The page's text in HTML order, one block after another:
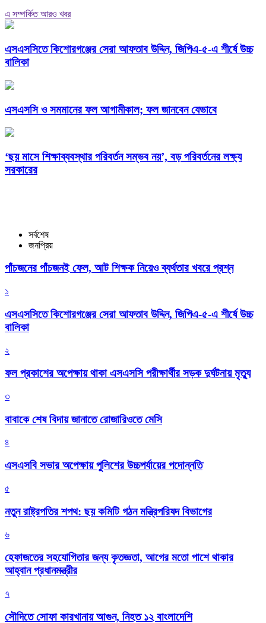
এ সম্পর্কিত আরও খবর
এসএসসিতে কিশোরগঞ্জের সেরা আফতাব উদ্দিন, জিপিএ-৫-এ শীর্ষে উচ্চ
বালিকা
এসএসসি ও সমমানের ফল আগামীকাল; ফল জানবেন যেভাবে
‘ছয় মাসে শিক্ষাব্যবস্থার পরিবর্তন সম্ভব নয়’, বড় পরিবর্তনের লক্ষ্য
সরকারের
সর্বশেষ
জনপ্রিয়
পাঁচজনের পাঁচজনই ফেল, আট শিক্ষক নিয়েও ব্যর্থতার খবরে প্রশ্ন
১
এসএসসিতে কিশোরগঞ্জের সেরা আফতাব উদ্দিন, জিপিএ-৫-এ শীর্ষে উচ্চ
বালিকা
২
ফল প্রকাশের অপেক্ষায় থাকা এসএসসি পরীক্ষার্থীর সড়ক দুর্ঘটনায় মৃত্যু
৩
বাবাকে শেষ বিদায় জানাতে রোজারিওতে মেসি
৪
এসএসবি সভার অপেক্ষায় পুলিশের উচ্চপর্যায়ের পদোন্নতি
৫
নতুন রাষ্ট্রপতির শপথ: ছয় কমিটি গঠন মন্ত্রিপরিষদ বিভাগের
৬
হেফাজতের সহযোগিতার জন্য কৃতজ্ঞতা, আগের মতো পাশে থাকার
আহ্বান প্রধানমন্ত্রীর
৭
সৌদিতে সোফা কারখানায় আগুন, নিহত ১২ বাংলাদেশি